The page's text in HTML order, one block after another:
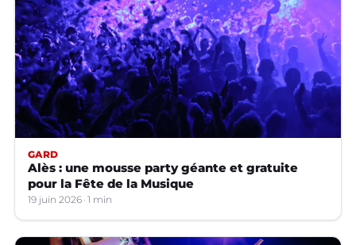
GARD
Alès : une mousse party géante et gratuite
pour la Fête de la Musique
19 juin 2026 1 min